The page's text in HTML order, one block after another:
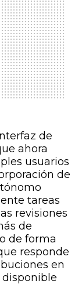
de
ahora
usuarios
de
tareas
revisiones
de
de forma
responde
en
disponible